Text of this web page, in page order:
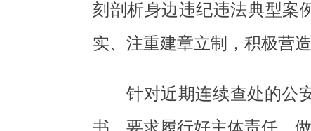
刻剖析身边违纪违法典型案
实、注重建章立制，积极营
针对近期连续查处的公